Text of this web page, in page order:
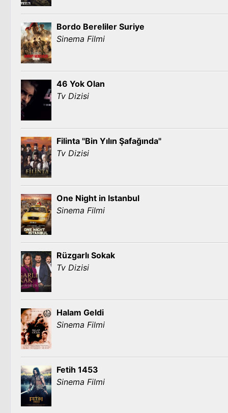
Bordo Bereliler Suriye
Sinema Filmi
46 Yok Olan
Tv Dizisi
Filinta "Bin Yılın Şafağında"
Tv Dizisi
One Night in Istanbul
Sinema Filmi
Rüzgarlı Sokak
Tv Dizisi
Halam Geldi
Sinema Filmi
Fetih 1453
Sinema Filmi